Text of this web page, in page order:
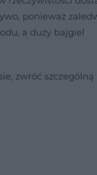
ponieważ
a duży bajgiel
zwróć